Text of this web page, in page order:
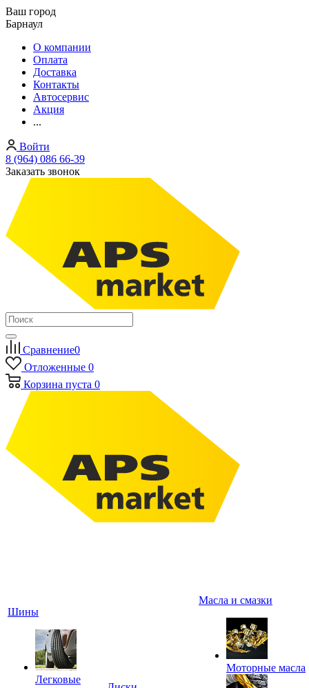
Ваш город
Барнаул
О компании
Оплата
Доставка
Контакты
Автосервис
Акция
...
Войти
8 (964) 086 66-39
Заказать звонок
Сравнение0
Отложенные 0
Корзина пуста 0
Шины
Легковые
Масла и смазки
Моторные масла